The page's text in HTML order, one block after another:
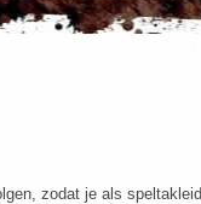
zodat je als